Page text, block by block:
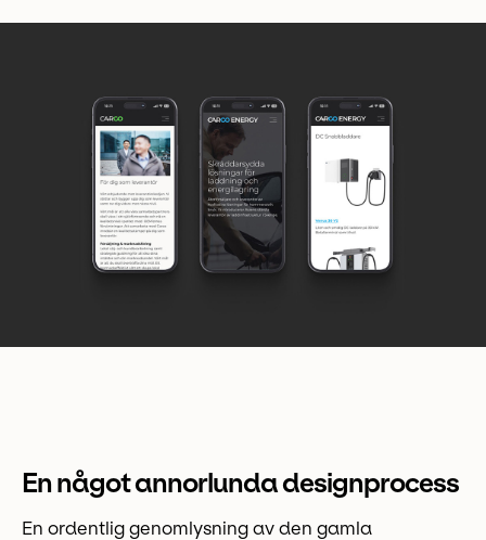
En något annorlunda designprocess
En ordentlig genomlysning av den gamla